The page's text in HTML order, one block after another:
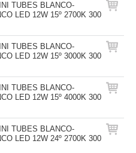
TUBES BLANCO-
LED 12W 15º 2700K 300
TUBES BLANCO-
LED 12W 15º 3000K 300
TUBES BLANCO-
LED 12W 15º 4000K 300
TUBES BLANCO-
LED 12W 24º 2700K 300